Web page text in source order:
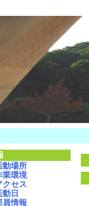
動場所
業環境
クセス
動日
員情報